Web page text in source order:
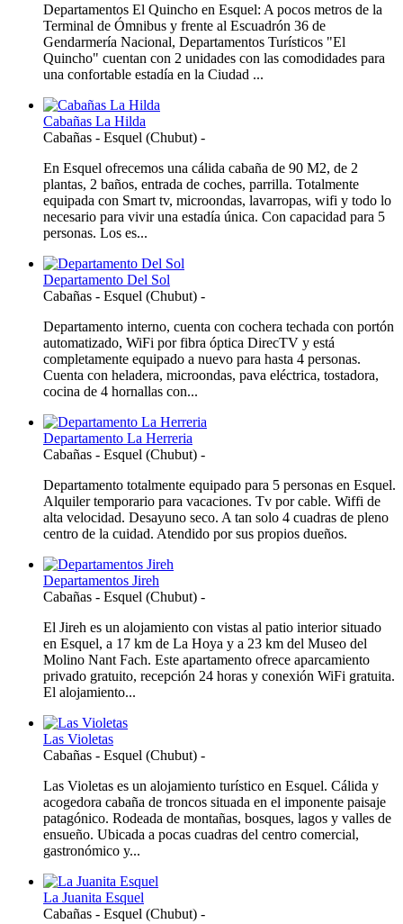
Departamentos El Quincho en Esquel: A pocos metros de la
Terminal de Ómnibus y frente al Escuadrón 36 de
Gendarmería Nacional, Departamentos Turísticos "El
Quincho" cuentan con 2 unidades con las comodidades para
una confortable estadía en la Ciudad ...
Cabañas La Hilda
Cabañas - Esquel (Chubut) -
En Esquel ofrecemos una cálida cabaña de 90 M2, de 2
plantas, 2 baños, entrada de coches, parrilla. Totalmente
equipada con Smart tv, microondas, lavarropas, wifi y todo lo
necesario para vivir una estadía única. Con capacidad para 5
personas. Los es...
Departamento Del Sol
Cabañas - Esquel (Chubut) -
Departamento interno, cuenta con cochera techada con portón
automatizado, WiFi por fibra óptica DirecTV y está
completamente equipado a nuevo para hasta 4 personas.
Cuenta con heladera, microondas, pava eléctrica, tostadora,
cocina de 4 hornallas con...
Departamento La Herreria
Cabañas - Esquel (Chubut) -
Departamento totalmente equipado para 5 personas en Esquel.
Alquiler temporario para vacaciones. Tv por cable. Wiffi de
alta velocidad. Desayuno seco. A tan solo 4 cuadras de pleno
centro de la cuidad. Atendido por sus propios dueños.
Departamentos Jireh
Cabañas - Esquel (Chubut) -
El Jireh es un alojamiento con vistas al patio interior situado
en Esquel, a 17 km de La Hoya y a 23 km del Museo del
Molino Nant Fach. Este apartamento ofrece aparcamiento
privado gratuito, recepción 24 horas y conexión WiFi gratuita.
El alojamiento...
Las Violetas
Cabañas - Esquel (Chubut) -
Las Violetas es un alojamiento turístico en Esquel. Cálida y
acogedora cabaña de troncos situada en el imponente paisaje
patagónico. Rodeada de montañas, bosques, lagos y valles de
ensueño. Ubicada a pocas cuadras del centro comercial,
gastronómico y...
La Juanita Esquel
Cabañas - Esquel (Chubut) -